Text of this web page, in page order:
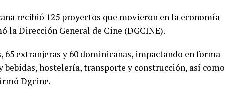
recibió 125 proyectos que movieron en la economía
la Dirección General de Cine (DGCINE).
65 extranjeras y 60 dominicanas, impactando en forma
hostelería, transporte y construcción, así como
Dgcine.